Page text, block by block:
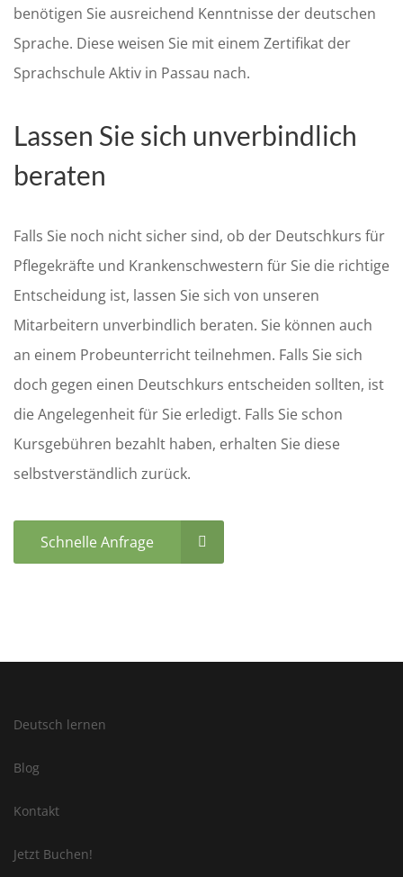
benötigen Sie ausreichend Kenntnisse der deutschen
Sprache. Diese weisen Sie mit einem Zertifikat der
Sprachschule Aktiv in Passau nach.
Lassen Sie sich unverbindlich
beraten
Falls Sie noch nicht sicher sind, ob der Deutschkurs für
Pflegekräfte und Krankenschwestern für Sie die richtige
Entscheidung ist, lassen Sie sich von unseren
Mitarbeitern unverbindlich beraten. Sie können auch
an einem Probeunterricht teilnehmen. Falls Sie sich
doch gegen einen Deutschkurs entscheiden sollten, ist
die Angelegenheit für Sie erledigt. Falls Sie schon
Kursgebühren bezahlt haben, erhalten Sie diese
selbstverständlich zurück.
Schnelle Anfrage
Deutsch lernen
Blog
Kontakt
Jetzt Buchen!